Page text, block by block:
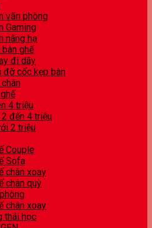
văn phòng
Gaming
nâng hạ
ghế
đi dây
đỡ cốc kẹp bàn
4 triệu
đến 4 triệu
2 triệu
Couple
Sofa
chân xoay
chân quỳ
chân xoay
thái học